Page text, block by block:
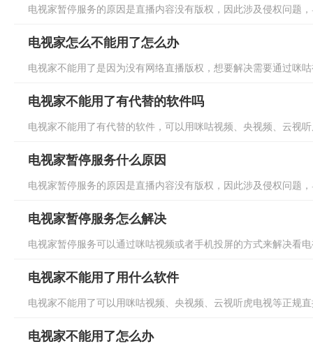
电视家暂停服务的原因是直播内容没有版权，因此涉及侵权问题
电视家怎么不能用了怎么办
电视家不能用了是因为没有网络直播版权，想要解决需要通过咪
电视家不能用了有代替的软件吗
电视家不能用了有代替的软件，可以用咪咕视频、央视频、云视
电视家暂停服务什么原因
电视家暂停服务的原因是直播内容没有版权，因此涉及侵权问题
电视家暂停服务怎么解决
电视家暂停服务可以通过咪咕视频或者手机投屏的方式来解决看
电视家不能用了用什么软件
电视家不能用了可以用咪咕视频、央视频、云视听虎电视等正规
电视家不能用了怎么办